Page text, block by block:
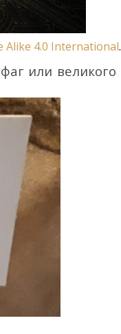
Alike 4.0 International.
или великого